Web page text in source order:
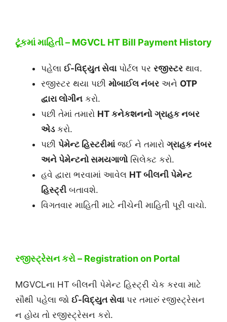
ટૂંકમાં માહિતી – MGVCL HT Bill Payment History
પહેલા ઈ-વિદ્યુત સેવાપોર્ટલ પર રજીસ્ટર થાવ.
રજીસ્ટર થયા પછી મોબાઈલ નંબર અને OTP
દ્વારા લોગીન કરો.
પછી તેમાં તમારો HT કનેકશનનો ગ્રાહક નબર
એડકરો.
પછી પેમેન્ટ હિસ્ટરીમાંજઈ ને તમારો ગ્રાહક નંબર
અને પેમેન્ટનો સમયગાળોસિલેક્ટ કરો.
હવે દ્વારા ભરવામાં આવેલ HT બીલની પેમેન્ટ
હિસ્ટ્રી બતાવશે.
વિગતવાર માહિતી માટે નીચેની માહિતી પૂરી વાચો.
રજીસ્ટ્રેસન કરો – Registration on Portal
MGVCLના HT બીલની પેમેન્ટ હિસ્ટ્રી ચેક કરવા માટે
સૌથી પહેલા જો ઈ-વિદ્યુત સેવાપર તમારું રજીસ્ટ્રેસન
ન હોય તો રજીસ્ટ્રેસન કરો.